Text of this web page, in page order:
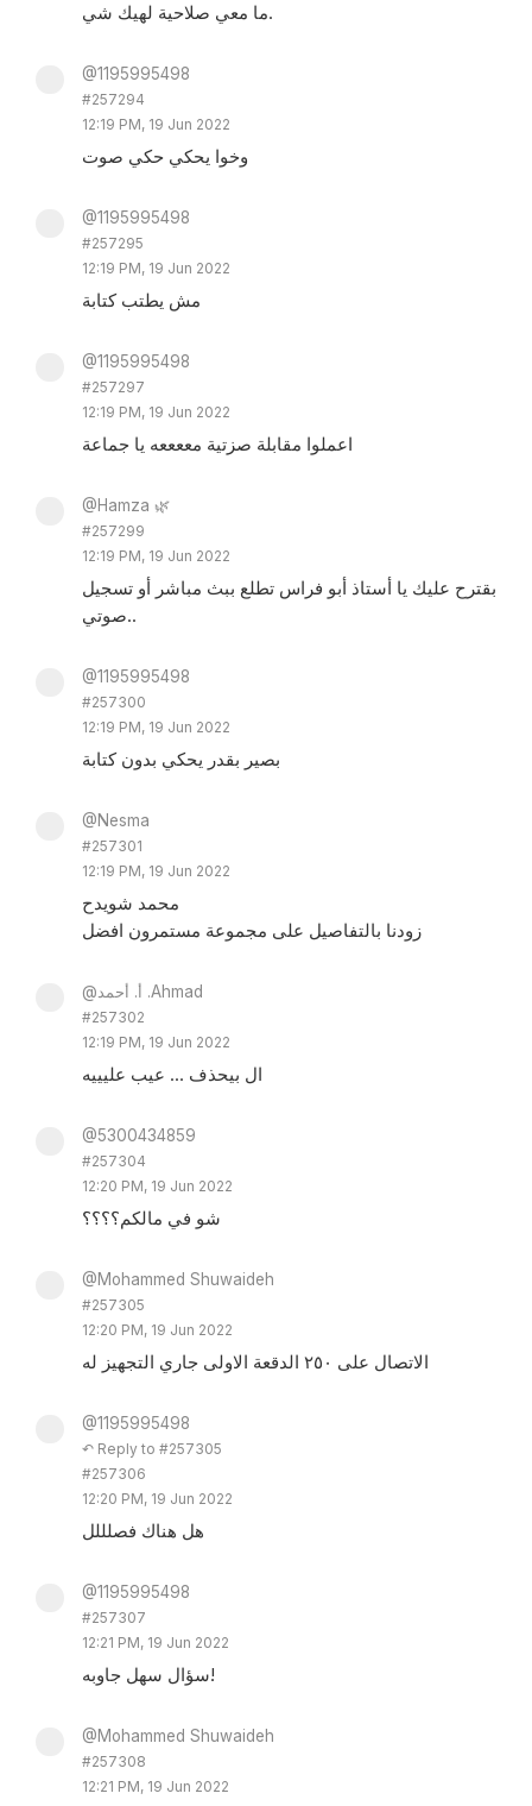
ما معي صلاحية لهيك شي.
@1195995498
#257294
12:19 PM, 19 Jun 2022
وخوا يحكي حكي صوت
@1195995498
#257295
12:19 PM, 19 Jun 2022
مش يطتب كتابة
@1195995498
#257297
12:19 PM, 19 Jun 2022
اعملوا مقابلة صزتية مععععه يا جماعة
@Hamza 🌿
#257299
12:19 PM, 19 Jun 2022
بقترح عليك يا أستاذ أبو فراس تطلع ببث مباشر أو تسجيل
صوتي..
@1195995498
#257300
12:19 PM, 19 Jun 2022
بصير بقدر يحكي بدون كتابة
@Nesma
#257301
12:19 PM, 19 Jun 2022
محمد شويدح
زودنا بالتفاصيل على مجموعة مستمرون افضل
@أ. أحمد .Ahmad
#257302
12:19 PM, 19 Jun 2022
ال بيحذف ... عيب عليييه
@5300434859
#257304
12:20 PM, 19 Jun 2022
شو في مالكم؟؟؟؟
@Mohammed Shuwaideh
#257305
12:20 PM, 19 Jun 2022
الاتصال على ٢٥٠ الدقعة الاولى جاري التجهيز له
@1195995498
↶ Reply to #257305
#257306
12:20 PM, 19 Jun 2022
هل هناك فصلللل
@1195995498
#257307
12:21 PM, 19 Jun 2022
سؤال سهل جاوبه!
@Mohammed Shuwaideh
#257308
12:21 PM, 19 Jun 2022